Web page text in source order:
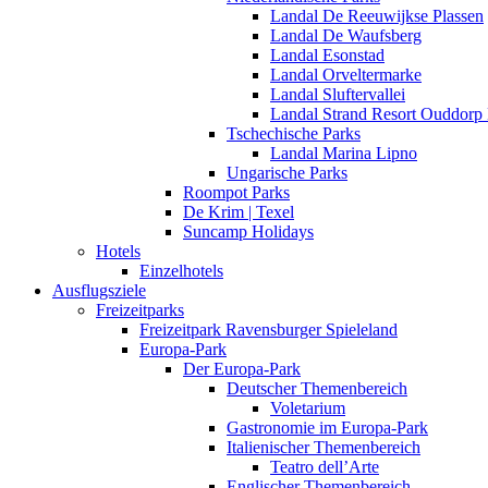
Landal De Reeuwijkse Plassen
Landal De Waufsberg
Landal Esonstad
Landal Orveltermarke
Landal Sluftervallei
Landal Strand Resort
Tschechische Parks
Landal Marina Lipno
Ungarische Parks
Roompot Parks
De Krim | Texel
Suncamp Holidays
Hotels
Einzelhotels
Ausflugsziele
Freizeitparks
Freizeitpark Ravensburger Spieleland
Europa-Park
Der Europa-Park
Deutscher Themenbereich
Voletarium
Gastronomie im Europa-Park
Italienischer Themenbereich
Teatro dell’Arte